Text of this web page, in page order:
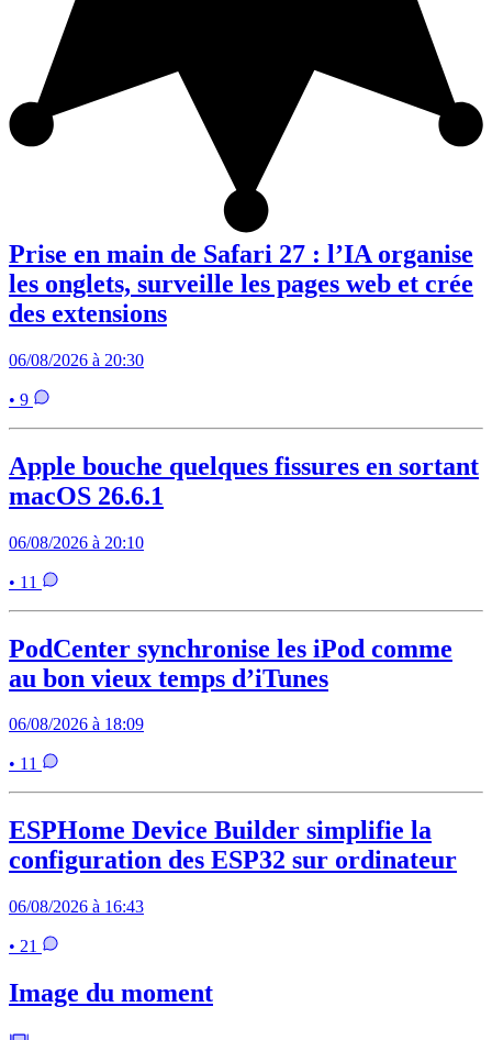
Prise en main de Safari 27 : l’IA organise
les onglets, surveille les pages web et crée
des extensions
06/08/2026 à 20:30
• 9
Apple bouche quelques fissures en sortant
macOS 26.6.1
06/08/2026 à 20:10
• 11
PodCenter synchronise les iPod comme
au bon vieux temps d’iTunes
06/08/2026 à 18:09
• 11
ESPHome Device Builder simplifie la
configuration des ESP32 sur ordinateur
06/08/2026 à 16:43
• 21
Image du moment